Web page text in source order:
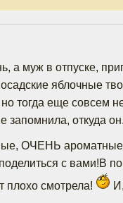
а муж в отпуске,
яблочные
тогда еще совсем
запомнила, откуда
ОЧЕНЬ
с вами!В
плохо смотрела!